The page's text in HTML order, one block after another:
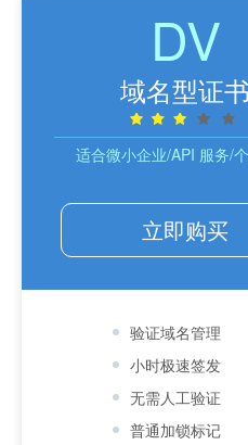
DV
域名型证书
适合微小企业/API 服务/
立即购买
验证域名管理
小时极速签发
无需人工验证
普通加锁标记